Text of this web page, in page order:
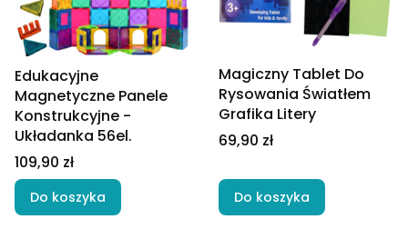
Edukacyjne
Magnetyczne Panele
Konstrukcyjne -
Układanka 56el.
Cena
109,90 zł
Do koszyka
Magiczny Tablet Do
Rysowania Światłem
Grafika Litery
Cena
69,90 zł
Do koszyka